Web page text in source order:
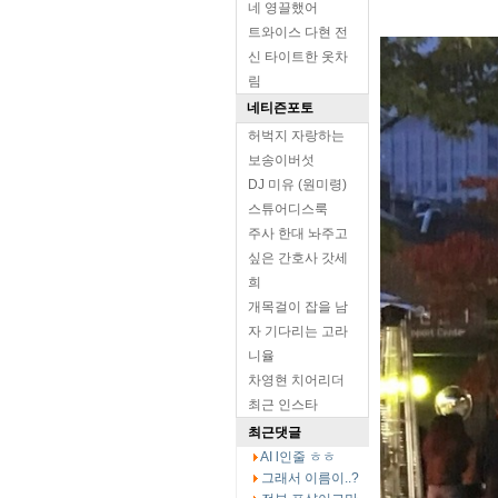
네 영끌했어
트와이스 다현 전
신 타이트한 옷차
림
네티즌포토
허벅지 자랑하는
보송이버섯
DJ 미유 (원미령)
스튜어디스룩
주사 한대 놔주고
싶은 간호사 갓세
희
개목걸이 잡을 남
자 기다리는 고라
니율
차영현 치어리더
최근 인스타
최근댓글
AI l인줄 ㅎㅎ
그래서 이름이..?